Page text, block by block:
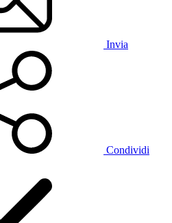
Invia
Condividi